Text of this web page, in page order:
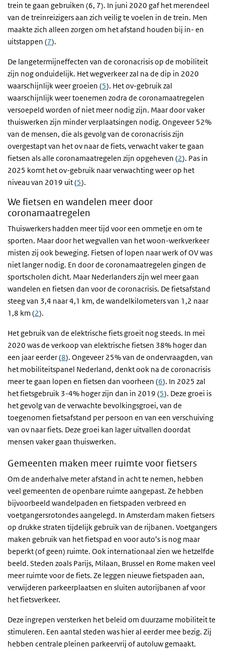
trein te gaan gebruiken (6, 7). In juni 2020 gaf het merendeel
van de treinreizigers aan zich veilig te voelen in de trein. Men
maakte zich alleen zorgen om het afstand houden bij in- en
uitstappen (7).
De langetermijneffecten van de coronacrisis op de mobiliteit
zijn nog onduidelijk. Het wegverkeer zal na de dip in 2020
waarschijnlijk weer groeien (5). Het ov-gebruik zal
waarschijnlijk weer toenemen zodra de coronamaatregelen
versoepeld worden of niet meer nodig zijn. Maar door vaker
thuiswerken zijn minder verplaatsingen nodig. Ongeveer 52%
van de mensen, die als gevolg van de coronacrisis zijn
overgestapt van het ov naar de fiets, verwacht vaker te gaan
fietsen als alle coronamaatregelen zijn opgeheven (2). Pas in
2025 komt het ov-gebruik naar verwachting weer op het
niveau van 2019 uit (5).
We fietsen en wandelen meer door
coronamaatregelen
Thuiswerkers hadden meer tijd voor een ommetje en om te
sporten. Maar door het wegvallen van het woon-werkverkeer
misten zij ook beweging. Fietsen of lopen naar werk of OV was
niet langer nodig. En door de coronamaatregelen gingen de
sportscholen dicht. Maar Nederlanders zijn wel meer gaan
wandelen en fietsen dan voor de coronacrisis. De fietsafstand
steeg van 3,4 naar 4,1 km, de wandelkilometers van 1,2 naar
1,8 km (2).
Het gebruik van de elektrische fiets groeit nog steeds. In mei
2020 was de verkoop van elektrische fietsen 38% hoger dan
een jaar eerder (8). Ongeveer 25% van de ondervraagden, van
het mobiliteitspanel Nederland, denkt ook na de coronacrisis
meer te gaan lopen en fietsen dan voorheen (6). In 2025 zal
het fietsgebruik 3-4% hoger zijn dan in 2019 (5). Deze groei is
het gevolg van de verwachte bevolkingsgroei, van de
toegenomen fietsafstand per persoon en van een verschuiving
van ov naar fiets. Deze groei kan lager uitvallen doordat
mensen vaker gaan thuiswerken.
Gemeenten maken meer ruimte voor fietsers
Om de anderhalve meter afstand in acht te nemen, hebben
veel gemeenten de openbare ruimte aangepast. Ze hebben
bijvoorbeeld wandelpaden en fietspaden verbreed en
voetgangersrotondes aangelegd. In Amsterdam maken fietsers
op drukke straten tijdelijk gebruik van de rijbanen. Voetgangers
maken gebruik van het fietspad en voor auto’s is nog maar
beperkt (of geen) ruimte. Ook internationaal zien we hetzelfde
beeld. Steden zoals Parijs, Milaan, Brussel en Rome maken veel
meer ruimte voor de fiets. Ze leggen nieuwe fietspaden aan,
verwijderen parkeerplaatsen en sluiten autorijbanen af voor
het fietsverkeer.
Deze ingrepen versterken het beleid om duurzame mobiliteit te
stimuleren. Een aantal steden was hier al eerder mee bezig. Zij
hebben centrale pleinen parkeervrij of autoluw gemaakt.